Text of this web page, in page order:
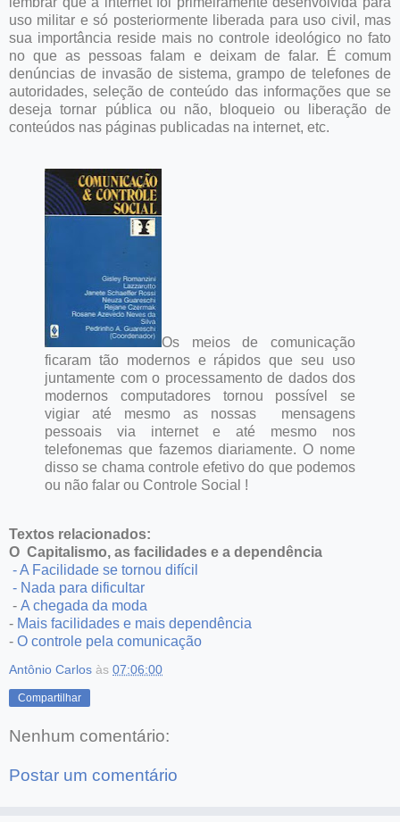
uso militar e só posteriormente liberada para uso civil, mas
sua importância reside mais no controle ideológico no fato
no que as pessoas falam e deixam de falar. É comum
denúncias de invasão de sistema, grampo de telefones de
autoridades, seleção de conteúdo das informações que se
deseja tornar pública ou não, bloqueio ou liberação de
conteúdos nas páginas publicadas na internet, etc.
Os meios de comunicação
ficaram tão modernos e rápidos que seu uso
juntamente com o processamento de dados dos
modernos computadores tornou possível se
vigiar até mesmo as nossas mensagens
pessoais via internet e até mesmo nos
telefonemas que fazemos diariamente. O nome
disso se chama controle efetivo do que podemos
ou não falar ou Controle Social !
Textos relacionados:
O Capitalismo, as facilidades e a dependência
- A Facilidade se tornou difícil
- Nada para dificultar
- A chegada da moda
- Mais facilidades e mais dependência
- O controle pela comunicação
Antônio Carlos às 07:06:00
Compartilhar
Nenhum comentário:
Postar um comentário